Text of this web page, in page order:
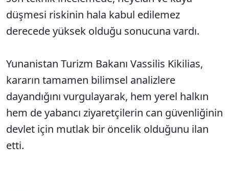
düşmesi riskinin hala kabul edilemez
derecede yüksek olduğu sonucuna vardı.
Yunanistan Turizm Bakanı Vassilis Kikilias,
kararın tamamen bilimsel analizlere
dayandığını vurgulayarak, hem yerel halkın
hem de yabancı ziyaretçilerin can güvenliğinin
devlet için mutlak bir öncelik olduğunu ilan
etti.